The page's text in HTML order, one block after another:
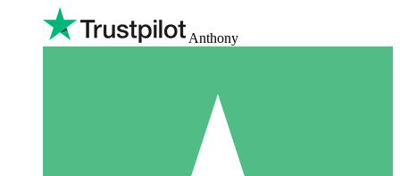
Anthony